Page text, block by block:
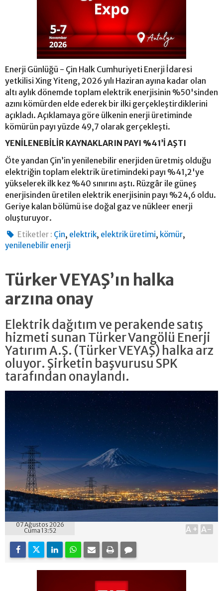
Enerji Günlüğü - Çin Halk Cumhuriyeti Enerji İdaresi
yetkilisi Xing Yiteng, 2026 yılı Haziran ayına kadar olan
altı aylık dönemde toplam elektrik enerjisinin %50'sinden
azını kömürden elde ederek bir ilki gerçekleştirdiklerini
açıkladı. Açıklamaya göre ülkenin enerji üretiminde
kömürün payı yüzde 49,7 olarak gerçekleşti.
YENİLENEBİLİR KAYNAKLARIN PAYI %41’İ AŞTI
Öte yandan Çin’in yenilenebilir enerjiden üretmiş olduğu
elektriğin toplam elektrik üretimindeki payı %41,2'ye
yükselerek ilk kez %40 sınırını aştı. Rüzgâr ile güneş
enerjisinden üretilen elektrik enerjisinin payı %24,6 oldu.
Geriye kalan bölümü ise doğal gaz ve nükleer enerji
oluşturuyor.
Etiketler : Çin, elektrik, elektrik üretimi, kömür,
yenilenebilir enerji
Türker VEYAŞ’ın halka
arzına onay
Elektrik dağıtım ve perakende satış
hizmeti sunan Türker Vangölü Enerji
Yatırım A.Ş. (Türker VEYAŞ) halka arz
oluyor. Şirketin başvurusu SPK
tarafından onaylandı.
07 Ağustos 2026
Cuma 13:52
A+ A-